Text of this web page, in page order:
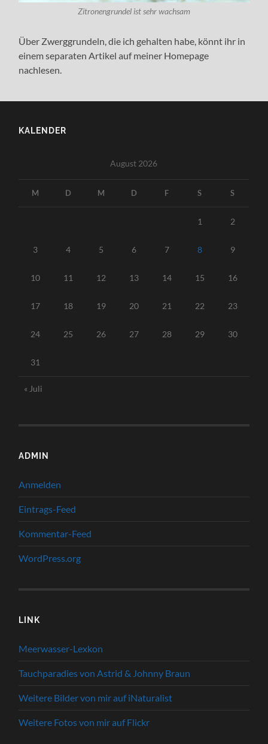
Zitronengrundel ist sehr wachsam
Über Zwerggrundeln, die ich gehalten habe, könnt ihr in
einem separaten Artikel auf meiner Homepage
nachlesen.
KALENDER
August 2026
M D M D F S S
1 2
3 4 5 6 7 8 9
10 11 12 13 14 15 16
17 18 19 20 21 22 23
24 25 26 27 28 29 30
31
« Juli
ADMIN
Anmelden
Eintrags-Feed
Kommentar-Feed
WordPress.org
LINK
Meerwasser-Lexkon
Tauchparadies von Astrid & Johnny Braun
Weitere Bilder von mir auf iNaturalist
Weitere Fotos von mir auf Flickr